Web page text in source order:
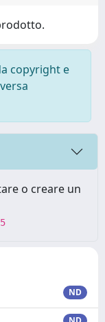
copyright e
o creare un
ND